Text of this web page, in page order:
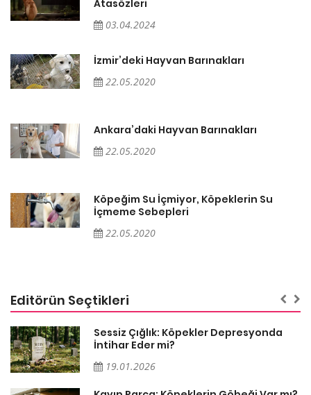
Atasözleri
03.04.2024
İzmir’deki Hayvan Barınakları
22.05.2020
Ankara’daki Hayvan Barınakları
22.05.2020
Köpeğim Su İçmiyor, Köpeklerin Su
İçmeme Sebepleri
22.05.2020
Editörün Seçtikleri
Sessiz Çığlık: Köpekler Depresyonda
İntihar Eder mi?
19.01.2026